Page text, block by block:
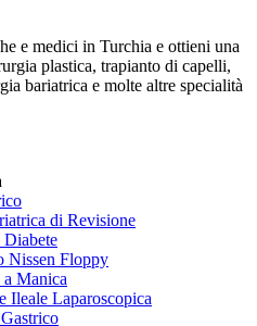
e medici in Turchia e ottieni una
plastica, trapianto di capelli,
bariatrica e molte altre specialità
di Revisione
Nissen Floppy
a Manica
Ileale Laparoscopica